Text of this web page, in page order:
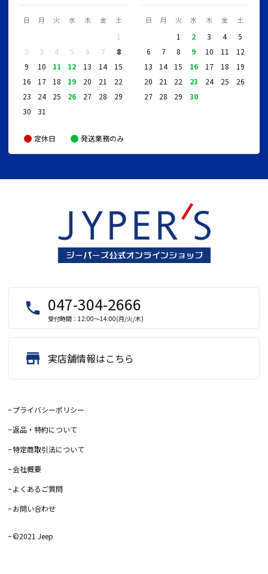
日 月 火 水 木 金 土
1
2
3 4 5 6 7
8
9
10 11 12 13 14
15
16
17 18 19 20 21
22
23
24 25 26 27 28
29
30
31
日 月 火 水 木 金 土
1 2 3 4
5
6
7 8 9 10 11
12
13
14 15 16 17 18
19
20
21 22 23 24 25
26
27
28 29 30
定休日 発送業務のみ
local_phone 047-304-2666
受付時間：12:00～14:00(月/火/木)
store 実店舗情報はこちら
プライバシーポリシー
返品・特約について
特定商取引法について
会社概要
よくあるご質問
お問い合わせ
©2021 Jeep